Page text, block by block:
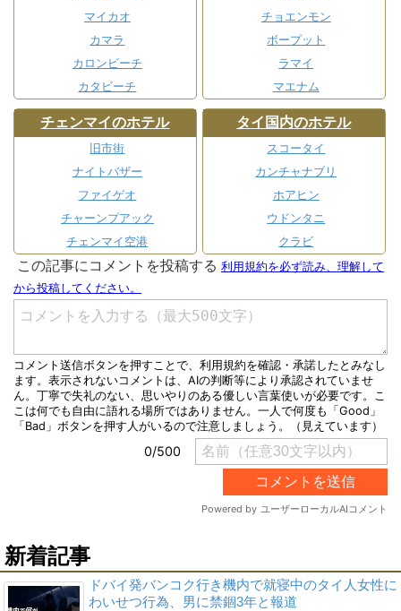
マイカオ
カマラ
カロンビーチ
カタビーチ
チョエンモン
ボープット
ラマイ
マエナム
チェンマイのホテル
旧市街
ナイトバザー
ファイゲオ
チャーンプアック
チェンマイ空港
タイ国内のホテル
スコータイ
カンチャナブリ
ホアヒン
ウドンタニ
クラビ
新着記事
ドバイ発バンコク行き機内で就寝中のタイ人女性に
わいせつ行為、男に禁錮3年と報道